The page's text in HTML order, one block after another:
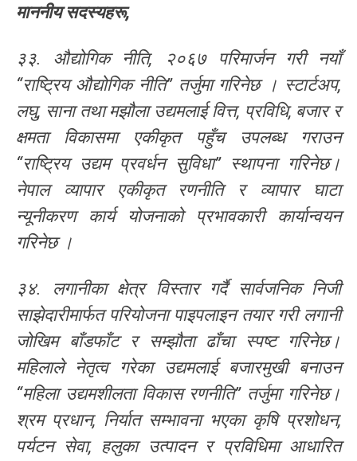
माननीय सदस्यहरू,
३३. औद्योगिक नीति, २०६७ परिमार्जन गरी नयाँ
“राष्ट्रिय औद्योगिक नीति” तर्जुमा गरिनेछ । स्टार्टअप,
लघु, साना तथा मझौला उद्यमलाई वित्त, प्रविधि, बजार र
क्षमता विकासमा एकीकृत पहुँच उपलब्ध गराउन
“राष्ट्रिय उद्यम प्रवर्धन सुविधा” स्थापना गरिनेछ।
नेपाल व्यापार एकीकृत रणनीति र व्यापार घाटा
न्यूनीकरण कार्य योजनाको प्रभावकारी कार्यान्वयन
गरिनेछ ।
३४. लगानीका क्षेत्र विस्तार गर्दै सार्वजनिक निजी
साझेदारीमार्फत परियोजना पाइपलाइन तयार गरी लगानी
जोखिम बाँडफाँट र सम्झौता ढाँचा स्पष्ट गरिनेछ।
महिलाले नेतृत्व गरेका उद्यमलाई बजारमुखी बनाउन
“महिला उद्यमशीलता विकास रणनीति” तर्जुमा गरिनेछ।
श्रम प्रधान, निर्यात सम्भावना भएका कृषि प्रशोधन,
पर्यटन सेवा, हलुका उत्पादन र प्रविधिमा आधारित